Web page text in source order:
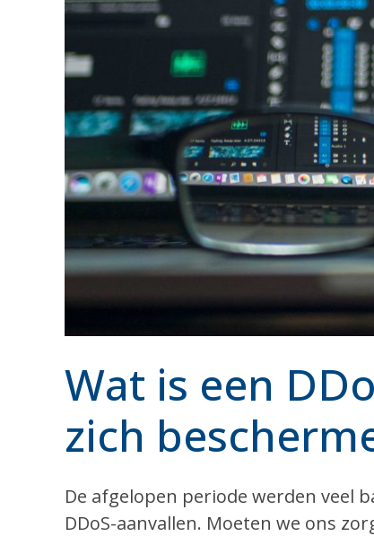
Wat is een
zich
De afgelopen periode werden veel
DDoS-aanvallen. Moeten we ons